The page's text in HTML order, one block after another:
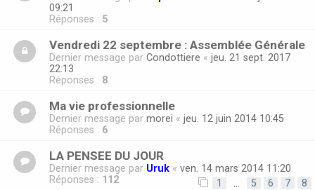
09:21
Réponses : 5
Vendredi 22 septembre : Assemblée Générale
Dernier message par Condottiere « jeu. 21 sept. 2017
22:13
Réponses : 8
Ma vie professionnelle
Dernier message par morei « jeu. 12 juin 2014 10:45
Réponses : 6
LA PENSEE DU JOUR
Dernier message par Uruk « ven. 14 mars 2014 11:20
Réponses : 112 1 … 5 6 7 8